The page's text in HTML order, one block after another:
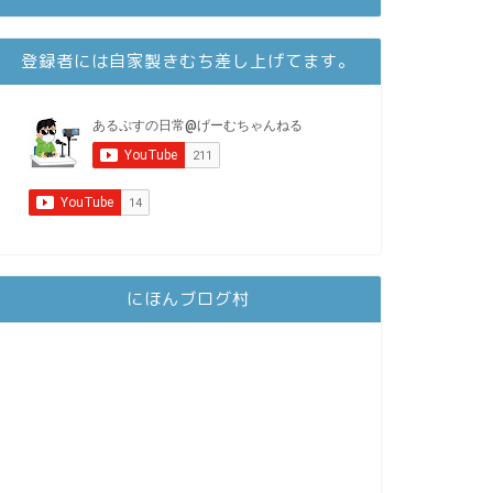
登録者には自家製きむち差し上げてます。
にほんブログ村